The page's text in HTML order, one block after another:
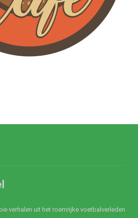
verhalen uit het roemrijke voetbalverleden